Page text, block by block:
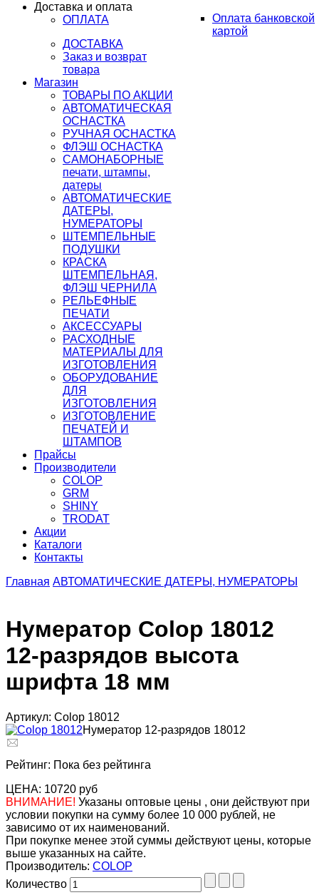
Доставка и оплата
ОПЛАТА
Оплата банковской
картой
ДОСТАВКА
Заказ и возврат
товара
Магазин
ТОВАРЫ ПО АКЦИИ
АВТОМАТИЧЕСКАЯ
ОСНАСТКА
РУЧНАЯ ОСНАСТКА
ФЛЭШ ОСНАСТКА
САМОНАБОРНЫЕ
печати, штампы,
датеры
АВТОМАТИЧЕСКИЕ
ДАТЕРЫ,
НУМЕРАТОРЫ
ШТЕМПЕЛЬНЫЕ
ПОДУШКИ
КРАСКА
ШТЕМПЕЛЬНАЯ,
ФЛЭШ ЧЕРНИЛА
РЕЛЬЕФНЫЕ
ПЕЧАТИ
АКСЕССУАРЫ
РАСХОДНЫЕ
МАТЕРИАЛЫ ДЛЯ
ИЗГОТОВЛЕНИЯ
ОБОРУДОВАНИЕ
ДЛЯ
ИЗГОТОВЛЕНИЯ
ИЗГОТОВЛЕНИЕ
ПЕЧАТЕЙ И
ШТАМПОВ
Прайсы
Производители
COLOP
GRM
SHINY
TRODAT
Акции
Каталоги
Контакты
Главная АВТОМАТИЧЕСКИЕ ДАТЕРЫ, НУМЕРАТОРЫ
Нумератор Colop 18012
12-разрядов высота
шрифта 18 мм
Артикул: Colop 18012
Нумератор 12-разрядов 18012
Рейтинг: Пока без рейтинга
ЦЕНА: 10720 руб
ВНИМАНИЕ! Указаны оптовые цены , они действуют при
условии покупки на сумму более 10 000 рублей, не
зависимо от их наименований.
При покупке менее этой суммы действуют цены, которые
выше указанных на сайте.
Производитель: COLOP
Количество